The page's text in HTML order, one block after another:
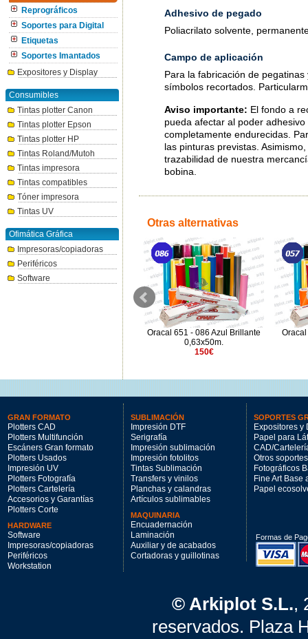
Reprográficos
Soportes para Digital
Etiquetas
Soportes Imantados
Expositores y Display
Consumibles
Tintas plotter Canon
Tintas plotter Epson
Tintas plotter HP
Tintas Roland/Mutoh
Tintas impresora
Tintas compatibles
Tóner impresora
Tintas UV
Ofimática Gráfica
Impresoras/copiadoras
Periféricos
Software
Adhesivo de pegado
Poliacrilato solvente,
Campo de aplicación
Para la fabricación de
símbolos recortados.
Aviso importante: El fondo a
pueda afectar al poder
completamente endurecidas.
las pinturas previstas.
trazabilidad de nuestra
bobina.
Otras alternativas
Oracal 651 - 086 Azul Brillante
0,63x50m.
150€
GRAN FORMATO
Plotters CAD
Plotters Multifunción
Escáners Gran formato
Plotters Usados
Impresión UV
Plotters Fotografía
Plotters Cartelería
Accesorios y Garantías
Plotters Corte
HARDWARE
Software
Impresoras/copiadoras
Periféricos
Workstation
SUBLIMACIÓN
Impresión DTF
Serigrafía
Impresión sublimación
Impresión fotolitos
Tintas Sublimación
Transfers y vinilos
Planchas y calandras
Artículos sublimables
MAQUINARIA
Encuadernación
Laminación
Auxiliar y de acabados
Cortadoras y guillotinas
SOPORTES
Expositores y
Papel para
CAD/
Otros soportes
Fotográficos
Fine Art Base
Papel
Formas de
© Arkiplot S.L.,
reservados. Plaza